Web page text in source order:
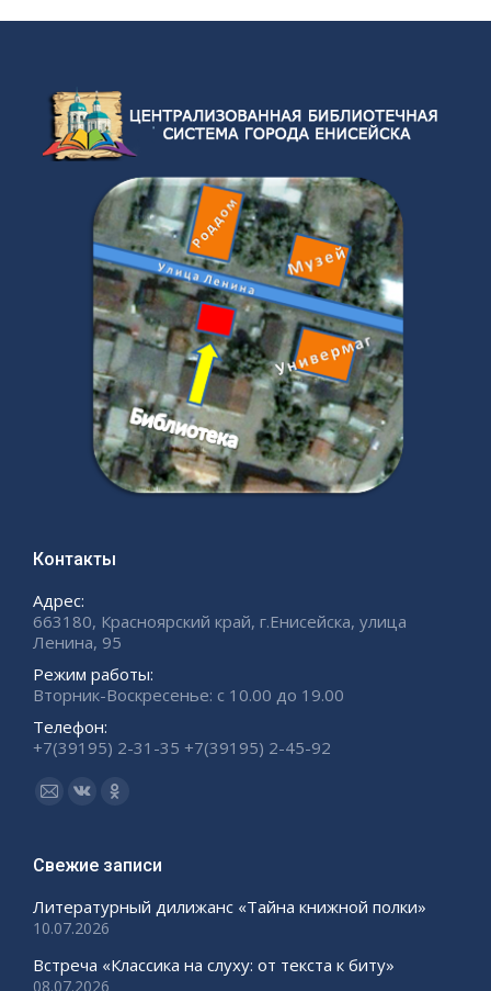
Контакты
Адрес:
663180, Красноярский край, г.Енисейска, улица
Ленина, 95
Режим работы:
Вторник-Воскресенье: с 10.00 до 19.00
Телефон:
+7(39195) 2-31-35 +7(39195) 2-45-92
Ищите нас:
Страница
открывается
новом
Страница
открывается
новом
Страница
открывается
новом
Свежие записи
Литературный дилижанс «Тайна книжной полки»
10.07.2026
Встреча «Классика на слуху: от текста к биту»
08.07.2026